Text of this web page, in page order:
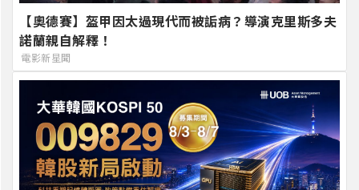
【奧德賽】盔甲因太過現代而被詬病？導演克里斯多夫
諾蘭親自解釋！
電影新星聞